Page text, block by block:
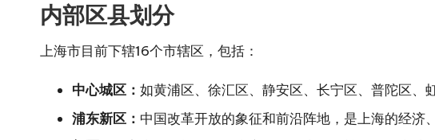
内部区县划分
上海市目前下辖16个市辖区，包括：
中心城区： 如黄浦区、徐汇区、静安区、长宁区、普陀区、
浦东新区： 中国改革开放的象征和前沿阵地，是上海的经济